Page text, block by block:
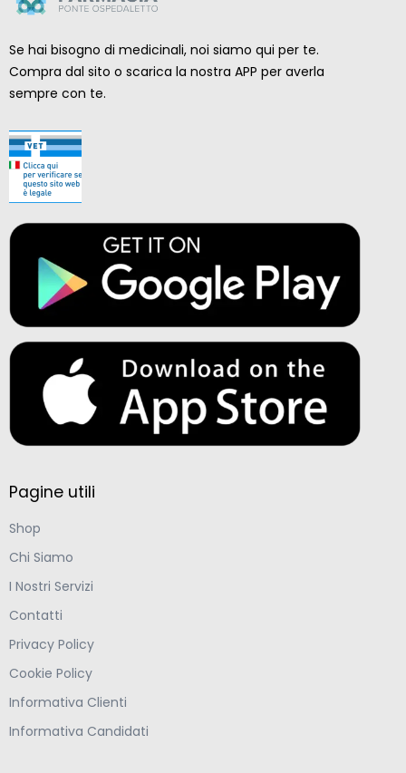
Se hai bisogno di medicinali, noi siamo qui per te.
Compra dal sito o scarica la nostra APP per averla
sempre con te.
Pagine utili
Shop
Chi Siamo
I Nostri Servizi
Contatti
Privacy Policy
Cookie Policy
Informativa Clienti
Informativa Candidati